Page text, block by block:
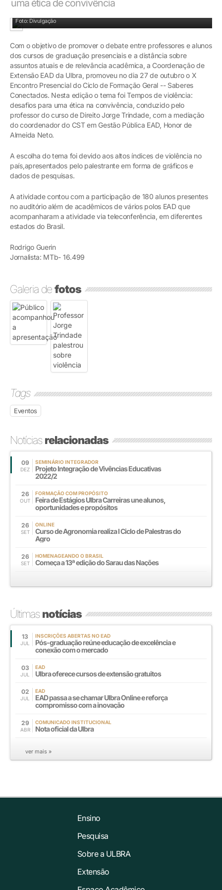
uma ética de convivência
Foto: Divulgação
Com o objetivo de promover o debate entre professores e alunos
dos cursos de graduação presenciais e a distância sobre
assuntos atuais e de relevância acadêmica, a Coordenação de
Extensão EAD da Ulbra, promoveu no dia 27 de outubro o X
Encontro Presencial do Ciclo de Formação Geral -- Saberes
Conectados. Nesta edição o tema foi Tempos de violência:
desafios para uma ética na convivência, conduzido pelo
professor do curso de Direito Jorge Trindade, com a mediação
do coordenador do CST em Gestão Pública EAD, Honor de
Almeida Neto.
A escolha do tema foi devido aos altos índices de violência no
país,apresentados pelo palestrante em forma de gráficos e
dados de pesquisas.
A atividade contou com a participação de 180 alunos presentes
no auditório além de acadêmicos de vários polos EAD que
acompanharam a atividade via teleconferência, em diferentes
estados do Brasil.
Rodrigo Guerin
Jornalista: MTb- 16.499
Galeria defotos
Tags
Eventos
Notíciasrelacionadas
09
DEZ
SEMINÁRIO INTEGRADOR
Projeto Integração de Vivências Educativas
2022/2
26
OUT
FORMAÇÃO COM PROPÓSITO
Feira de Estágios Ulbra Carreiras une alunos,
oportunidades e propósitos
26
SET
ONLINE
Curso de Agronomia realiza I Ciclo de Palestras do
Agro
26
SET
HOMENAGEANDO O BRASIL
Começa a 13ª edição do Sarau das Nações
Últimasnotícias
13
JUL
INSCRIÇÕES ABERTAS NO EAD
Pós-graduação reúne educação de excelência e
conexão com o mercado
03
JUL
EAD
Ulbra oferece cursos de extensão gratuitos
02
JUL
EAD
EAD passa a se chamar Ulbra Online e reforça
compromisso com a inovação
29
ABR
COMUNICADO INSTITUCIONAL
Nota oficial da Ulbra
ver mais »
Ensino
Pesquisa
Sobre a ULBRA
Extensão